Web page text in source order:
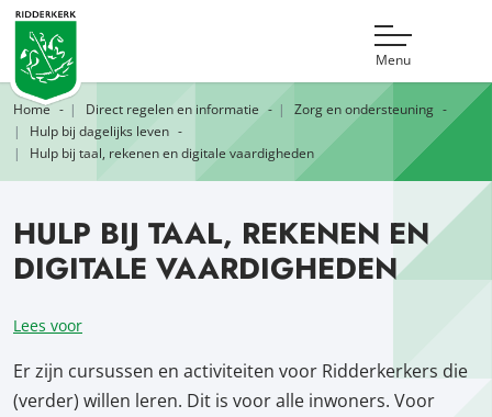
Menu
Home Direct regelen en informatie
Zorg en ondersteuning
Hulp bij dagelijks leven
Hulp bij taal, rekenen en digitale vaardigheden
HULP BIJ TAAL, REKENEN EN
DIGITALE VAARDIGHEDEN
Lees voor
Er zijn cursussen en activiteiten voor Ridderkerkers die
(verder) willen leren. Dit is voor alle inwoners. Voor